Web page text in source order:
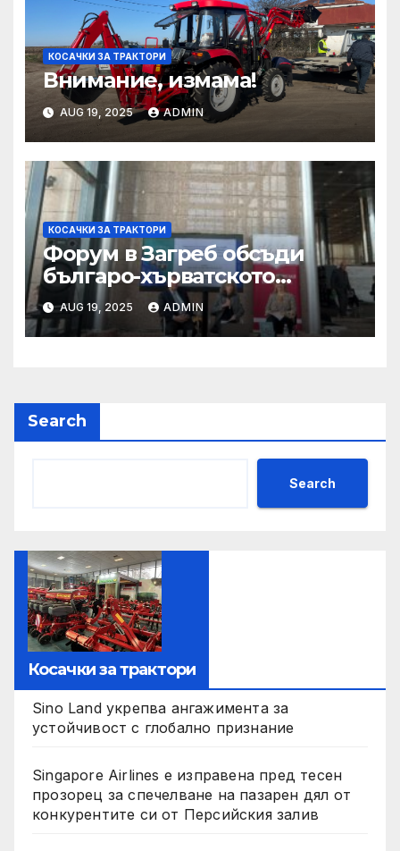
КОСАЧКИ ЗА ТРАКТОРИ
Внимание, измама!
AUG 19, 2025 ADMIN
КОСАЧКИ ЗА ТРАКТОРИ
Форум в Загреб обсъди
българо-хърватското
сътрудничество
AUG 19, 2025 ADMIN
Search
Search
Косачки за трактори
Sino Land укрепва ангажимента за
устойчивост с глобално признание
Singapore Airlines е изправена пред тесен
прозорец за спечелване на пазарен дял от
конкурентите си от Персийския залив